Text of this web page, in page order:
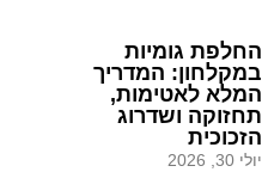
החלפת גומיות
במקלחון: המדריך
המלא לאטימות,
תחזוקה ושדרוג
הזכוכית
יולי 30, 2026